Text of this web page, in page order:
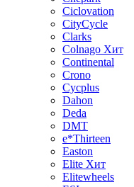
Ciclovation
CityCycle
Clarks
Colnago Хит
Continental
Crono
Cycplus
Dahon
Deda
DMT
e*Thirteen
Easton
Elite Хит
Elitewheels